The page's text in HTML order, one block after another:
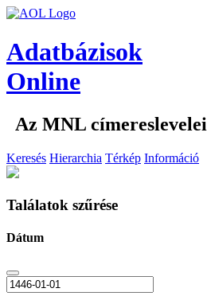
Adatbázisok
Online
Az MNL címereslevelei
Keresés Hierarchia Térkép Információ
Találatok szűrése
Dátum